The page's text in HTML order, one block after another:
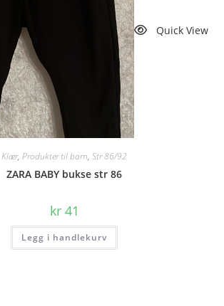
Quick View
Klær, Produkter til barn, Str 86/92
ZARA BABY bukse str 86
kr41
Legg i handlekurv